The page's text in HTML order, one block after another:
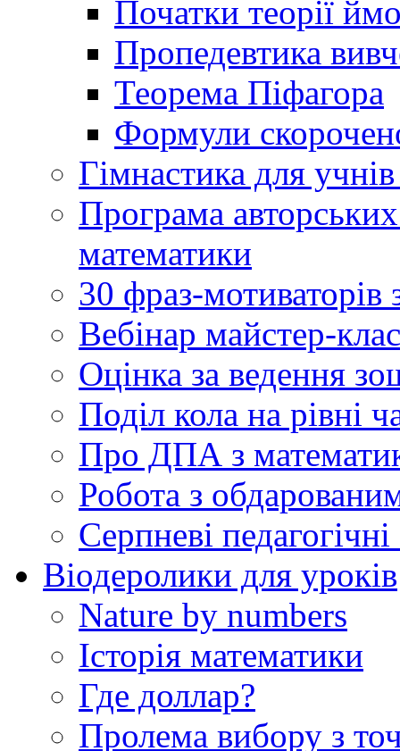
Початки теорії
Пропедевтика
Теорема Піфагора
Формули
Гімнастика для
Програма
математики
30 фраз-
Вебінар майстер-клас
Оцінка за ведення
Поділ кола на рівні
Про ДПА з
Робота з
Серпневі
Віодеролики для уроків
Nature by numbers
Історія математики
Где доллар?
Пролема вибору з